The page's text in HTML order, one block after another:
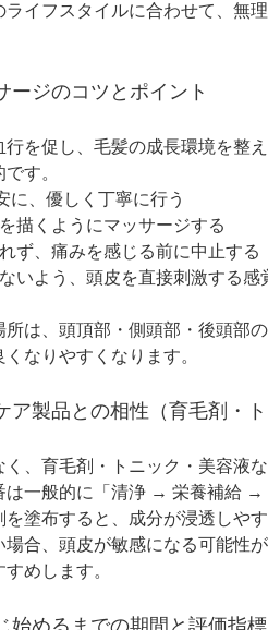
イフスタイルに合わせて、無
ージのコツとポイント
を促し、毛髪の成長環境を整
す。
に、優しく丁寧に行う
描くようにマッサージする
ず、痛みを感じる前に中止する
いよう、頭皮を直接刺激する感
は、頭頂部・側頭部・後頭部
なりやすくなります。
ア製品との相性（育毛剤・ト
く、育毛剤・トニック・美容液
は一般的に「清浄 → 栄養補給 →
を塗布すると、成分が浸透しや
場合、頭皮が敏感になる可能性
めします。